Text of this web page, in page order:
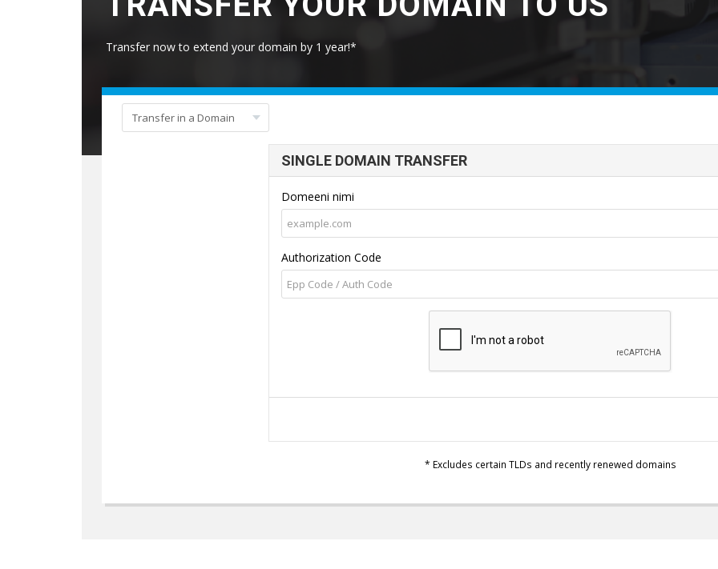
Transfer now to extend your domain by 1 year!*
SINGLE DOMAIN TRANSFER
Domeeni nimi
Authorization Code
* Excludes certain TLDs and recently renewed domains